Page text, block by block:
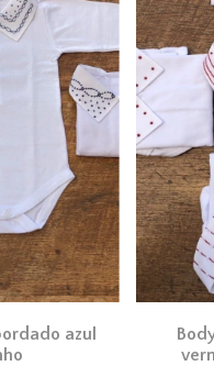
azul